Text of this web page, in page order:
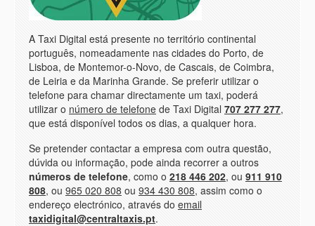
A Taxi Digital está presente no território continental
português, nomeadamente nas cidades do Porto, de
Lisboa, de Montemor-o-Novo, de Cascais, de Coimbra,
de Leiria e da Marinha Grande. Se preferir utilizar o
telefone para chamar directamente um taxi, poderá
utilizar o número de telefone de Taxi Digital 707 277 277,
que está disponível todos os dias, a qualquer hora.
Se pretender contactar a empresa com outra questão,
dúvida ou informação, pode ainda recorrer a outros
números de telefone, como o 218 446 202, ou 911 910
808, ou 965 020 808 ou 934 430 808, assim como o
endereço electrónico, através do email
taxidigital@centraltaxis.pt.